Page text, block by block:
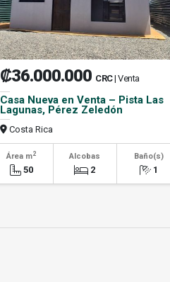
₡36.000.000 CRC| Venta
Casa Nueva en Venta – Pista Las
Lagunas, Pérez Zeledón
Costa Rica
Área m2
50
Alcobas
2
Baño(s)
1